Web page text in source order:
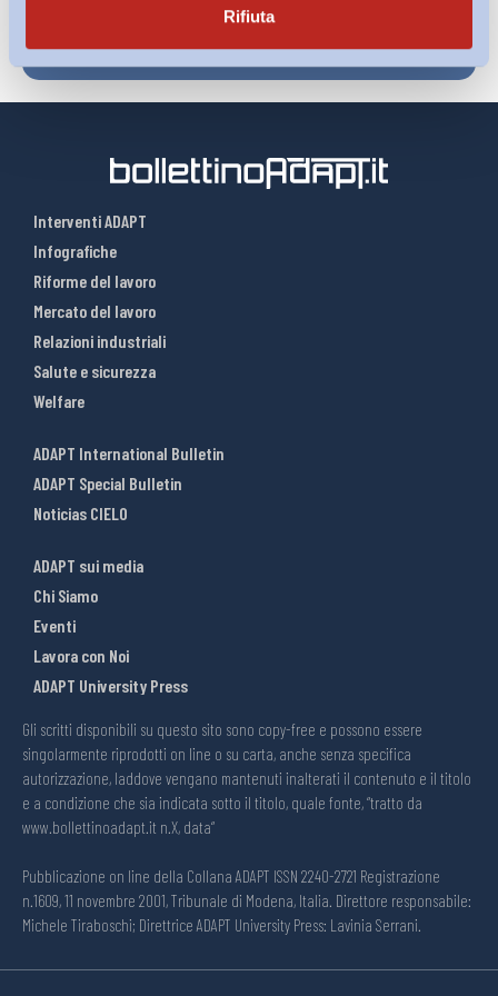
Rifiuta
Interventi ADAPT
Infografiche
Riforme del lavoro
Mercato del lavoro
Relazioni industriali
Salute e sicurezza
Welfare
ADAPT International Bulletin
ADAPT Special Bulletin
Noticias CIELO
ADAPT sui media
Chi Siamo
Eventi
Lavora con Noi
ADAPT University Press
Gli scritti disponibili su questo sito sono copy-free e possono essere
singolarmente riprodotti on line o su carta, anche senza specifica
autorizzazione, laddove vengano mantenuti inalterati il contenuto e il titolo
e a condizione che sia indicata sotto il titolo, quale fonte, “tratto da
www.bollettinoadapt.it n.X, data“
Pubblicazione on line della Collana ADAPT ISSN 2240-2721 Registrazione
n.1609, 11 novembre 2001, Tribunale di Modena, Italia. Direttore responsabile:
Michele Tiraboschi; Direttrice ADAPT University Press: Lavinia Serrani.